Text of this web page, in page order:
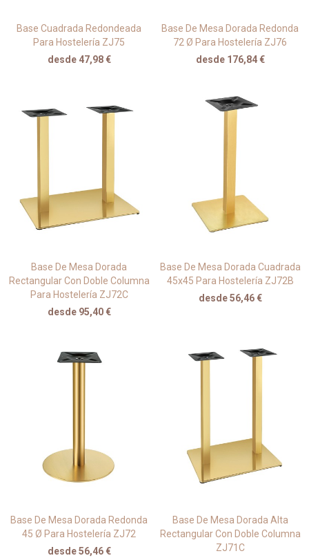
Base Cuadrada Redondeada
Para Hostelería ZJ75
desde 47,98 €
Base De Mesa Dorada Redonda
72 Ø Para Hostelería ZJ76
desde 176,84 €
Base De Mesa Dorada
Rectangular Con Doble Columna
Para Hostelería ZJ72C
desde 95,40 €
Base De Mesa Dorada Cuadrada
45x45 Para Hostelería ZJ72B
desde 56,46 €
Base De Mesa Dorada Redonda
45 Ø Para Hostelería ZJ72
desde 56,46 €
Base De Mesa Dorada Alta
Rectangular Con Doble Columna
ZJ71C